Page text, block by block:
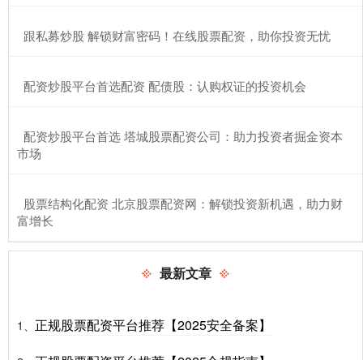
​跟私募炒股 解锁财富密码！在线股票配资，助你投资无忧
​配资炒股平台首选配资 配债股：认购权证的投资机会
​配资炒股平台首选 塔城股票配资公司：助力投资者掘金资本
市场
​股票结构化配资 北京股票配资网：解锁投资新机遇，助力财
富增长
最新文章
1、 正规股票配资平台推荐【2025安全备案】